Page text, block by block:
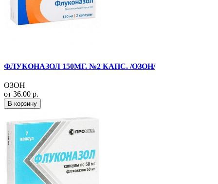
ФЛУКОНАЗОЛ 150МГ. №2 КАПС. /ОЗОН/
ОЗОН
от 36.00 р.
В корзину